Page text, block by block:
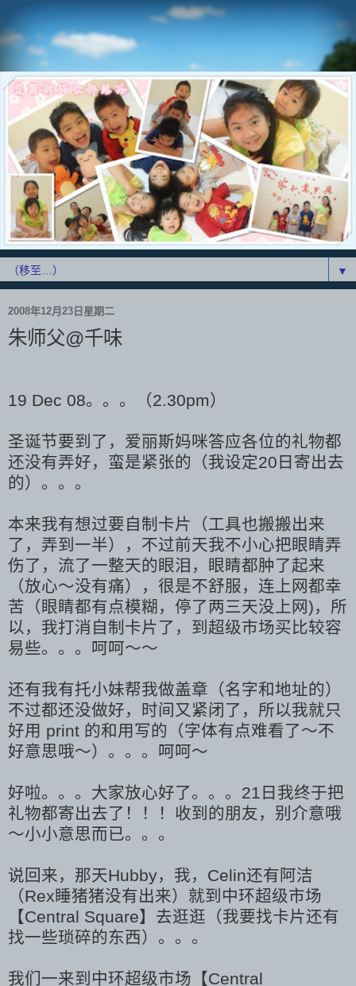
▼
2008年12月23日星期二
朱师父@千味
19 Dec 08。。。（2.30pm）
圣诞节要到了，爱丽斯妈咪答应各位的礼物都
还没有弄好，蛮是紧张的（我设定20日寄出去
的）。。。
本来我有想过要自制卡片（工具也搬搬出来
了，弄到一半），不过前天我不小心把眼睛弄
伤了，流了一整天的眼泪，眼睛都肿了起来
（放心～没有痛），很是不舒服，连上网都幸
苦（眼睛都有点模糊，停了两三天没上网)，所
以，我打消自制卡片了，到超级市场买比较容
易些。。。呵呵～～
还有我有托小妹帮我做盖章（名字和地址的）
不过都还没做好，时间又紧闭了，所以我就只
好用 print 的和用写的（字体有点难看了～不
好意思哦～）。。。呵呵～
好啦。。。大家放心好了。。。21日我终于把
礼物都寄出去了！！！收到的朋友，别介意哦
～小小意思而已。。。
说回来，那天Hubby，我，Celin还有阿洁
（Rex睡猪猪没有出来） 就到中环超级市场
【Central Square】去逛逛（我要找卡片还有
找一些琐碎的东西）。。。
我们一来到 中环超级市场【Central